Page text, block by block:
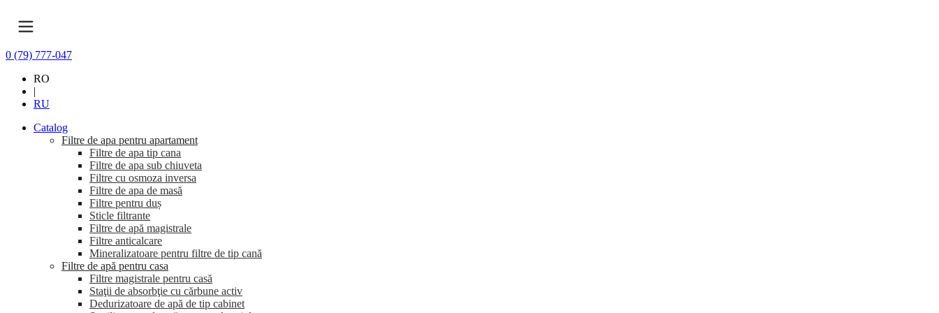
0 (79) 777-047
RO
|
RU
Catalog
Filtre de apa pentru apartament
Filtre de apa tip cana
Filtre de apa sub chiuveta
Filtre cu osmoza inversa
Filtre de apa de masă
Filtre pentru duș
Sticle filtrante
Filtre de apă magistrale
Filtre anticalcare
Mineralizatoare pentru filtre de tip cană
Filtre de apă pentru casa
Filtre magistrale pentru casă
Staţii de absorbţie cu cărbune activ
Dedurizatoare de apă de tip cabinet